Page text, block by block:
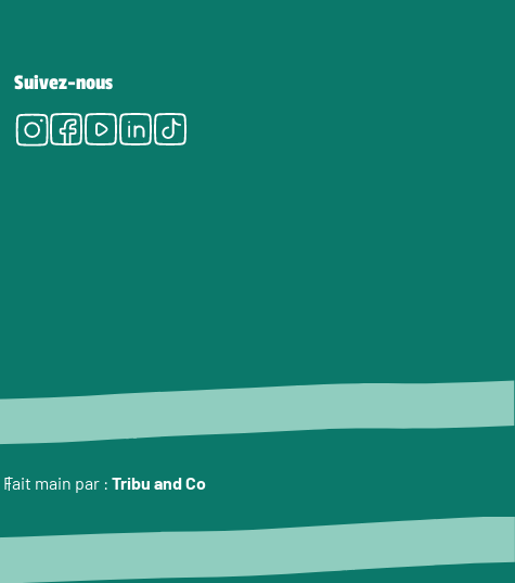
Suivez-nous
Instagram
Facebook
Youtube
LinkedIn
Tiktok
Fait main par : Tribu and Co